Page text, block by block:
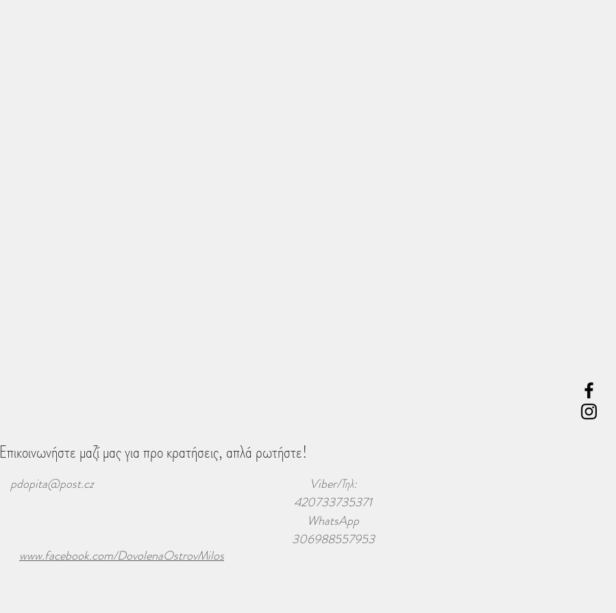
Επικοινωνήστε μαζί μας για προ κρατήσεις, απλά ρωτήστε!
pdopita@post.cz
www.facebook.com/DovolenaOstrovMilos
Viber/Τηλ:
420733735371
WhatsApp
306988557953